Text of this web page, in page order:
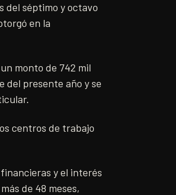
del séptimo y octavo
en la
monto de 742 mil
del presente año y se
centros de trabajo
y el interés
de 48 meses,